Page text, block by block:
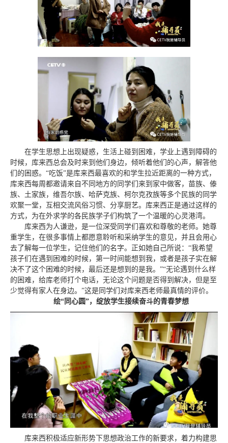
在学生思想上出现疑惑，生活上碰到困难，学业上遇到障碍的
时候，库来西总会及时来到他们身边，倾听着他们的心声，解答他
们的困惑。“吃饭”是库来西最喜欢的和学生拉近距离的一种方式，
库来西每周都邀请来自不同地方的同学们来到家中做客，苗族、傣
族、土家族，维吾尔族、哈萨克族、柯尔克孜族等多个民族的同学
欢聚一堂，互相交流风俗习惯、分享厨艺。库来西正是通过这样的
方式，为在外求学的各民族学子们构筑了一个温暖的心灵港湾。
库来西为人谦逊，是一位深受同学们喜欢和尊敬的老师。她尊
重学生，在很多事情上都愿意聆听和采纳学生的意见，并且会用心
去了解每一位学生，记住他们的名字。正如她自己所说：“我希望
孩子们在遇到困难的时候，第一时间能想到我，或者是孩子实在解
决不了这个困难的时候，最后还是想到的是我。”“无论遇到什么样
的困难，给库老师打个电话，无论这个问题是否得到解决，但是至
少觉得有家人在身边。”这是同学们对库来西老师最真情的评价。
绘“同心圆”，绽放学生接续奋斗的青春梦想
库来西积极适应新形势下思想政治工作的新要求，着力构建思